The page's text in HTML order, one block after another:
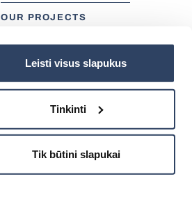
Leisti visus slapukus
Tinkinti
Tik būtini slapukai
OUR PROJECTS